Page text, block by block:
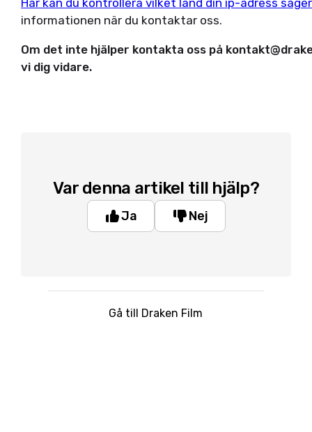
Här kan du kontrollera vilket land din ip-adress
informationen när du kontaktar oss.
Om det inte hjälper kontakta oss på
vi dig vidare.
Var denna artikel till hjälp?
Ja Nej
Gå till Draken Film